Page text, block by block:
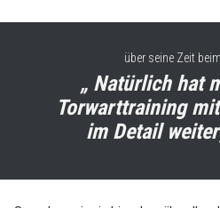
über seine Zeit
„ Natürlich hat
Torwarttraining
im Detail